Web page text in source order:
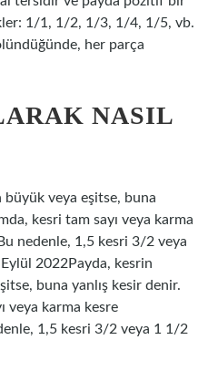
1/1, 1/2, 1/3, 1/4, 1/5, vb.
her parça
NASIL
büyük veya eşitse, buna
kesri tam sayı veya karma
nedenle, 1,5 kesri 3/2 veya
2022Payda, kesrin
buna yanlış kesir denir.
veya karma kesre
1,5 kesri 3/2 veya 1 1/2